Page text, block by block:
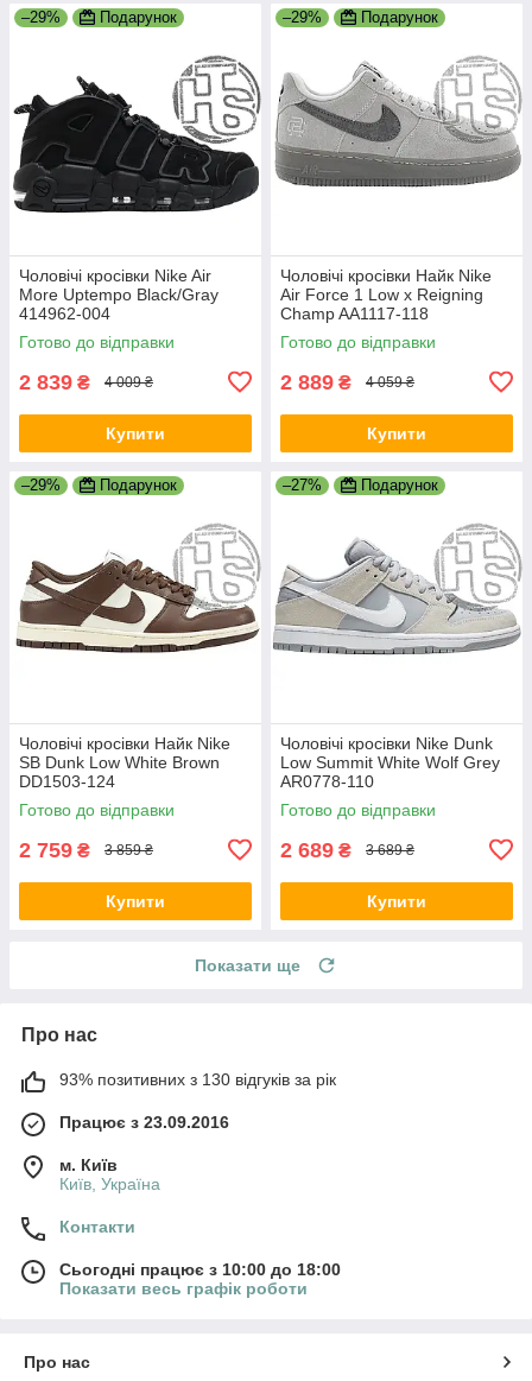
–29% Подарунок
Чоловічі кросівки Nike Air
More Uptempo Black/Gray
414962-004
Готово до відправки
2 839 ₴ 4 009 ₴
Купити
–29% Подарунок
Чоловічі кросівки Найк Nike
Air Force 1 Low x Reigning
Champ AA1117-118
Готово до відправки
2 889 ₴ 4 059 ₴
Купити
–29% Подарунок
Чоловічі кросівки Найк Nike
SB Dunk Low White Brown
DD1503-124
Готово до відправки
2 759 ₴ 3 859 ₴
Купити
–27% Подарунок
Чоловічі кросівки Nike Dunk
Low Summit White Wolf Grey
AR0778-110
Готово до відправки
2 689 ₴ 3 689 ₴
Купити
Показати ще
Про нас
93% позитивних з 130 відгуків за рік
Працює з 23.09.2016
м. Київ
Київ, Україна
Контакти
Сьогодні працює з 10:00 до 18:00
Показати весь графік роботи
Про нас